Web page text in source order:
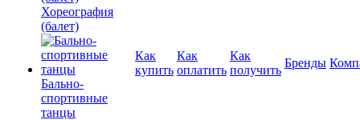
Хореография
(балет)
Бально-
спортивные
танцы
Как
купить
Как
оплатить
Как
получить
Бренды